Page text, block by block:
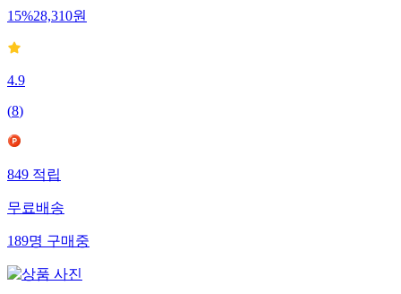
15%28,310원
4.9
(8)
849적립
무료배송
189명구매중